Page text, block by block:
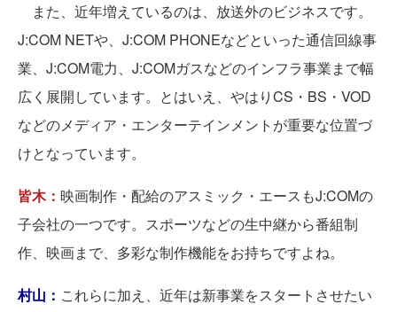
また、近年増えているのは、放送外のビジネスです。
J:COM NETや、J:COM PHONEなどといった通信回線事
業、J:COM電力、J:COMガスなどのインフラ事業まで幅
広く展開しています。とはいえ、やはりCS・BS・VOD
などのメディア・エンターテインメントが重要な位置づ
けとなっています。
皆木： 映画制作・配給のアスミック・エースもJ:COMの
子会社の一つです。スポーツなどの生中継から番組制
作、映画まで、多彩な制作機能をお持ちですよね。
村山： これらに加え、近年は新事業をスタートさせたい